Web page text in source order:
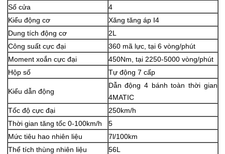
Số cửa
4
Kiểu động cơ
Xăng tăng áp I4
Dung tích động cơ
2L
Công suất cực đại
360 mã lực, tại 6 vòng/phút
Moment xoắn cực đại
450Nm, tại 2250-5000 vòng/phút
Hộp số
Tự động 7 cấp
Kiểu dẫn động
Dẫn động 4 bánh toàn thời gian
4MATIC
Tốc độ cực đại
250km/h
Thời gian tăng tốc 0-100km/h
5
Mức tiêu hao nhiên liệu
7l/100km
Thể tích thùng nhiên liệu
56L